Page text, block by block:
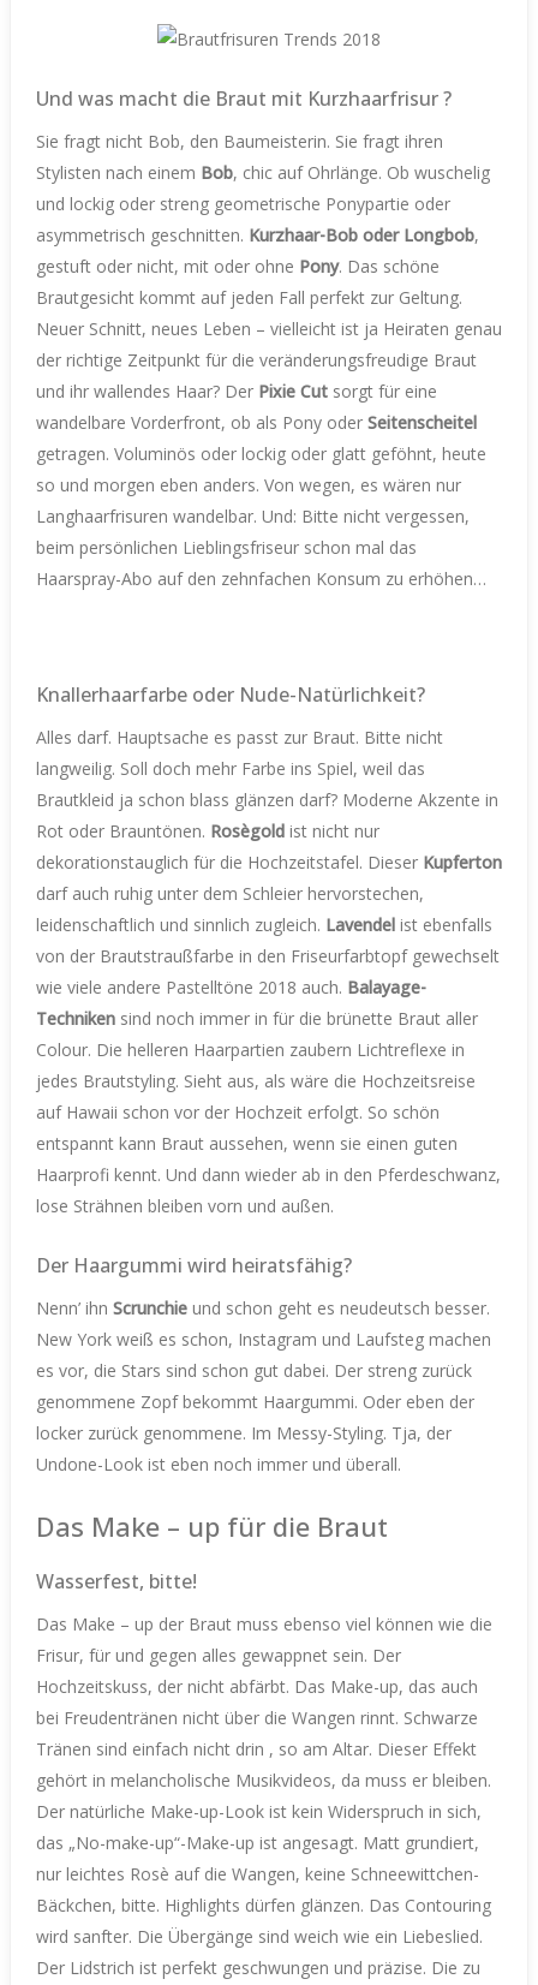
Und was macht die Braut mit Kurzhaarfrisur ?
Sie fragt nicht Bob, den Baumeisterin. Sie fragt ihren
Stylisten nach einem Bob, chic auf Ohrlänge. Ob wuschelig
und lockig oder streng geometrische Ponypartie oder
asymmetrisch geschnitten. Kurzhaar-Bob oder Longbob,
gestuft oder nicht, mit oder ohne Pony. Das schöne
Brautgesicht kommt auf jeden Fall perfekt zur Geltung.
Neuer Schnitt, neues Leben – vielleicht ist ja Heiraten genau
der richtige Zeitpunkt für die veränderungsfreudige Braut
und ihr wallendes Haar? Der Pixie Cut sorgt für eine
wandelbare Vorderfront, ob als Pony oder Seitenscheitel
getragen. Voluminös oder lockig oder glatt geföhnt, heute
so und morgen eben anders. Von wegen, es wären nur
Langhaarfrisuren wandelbar. Und: Bitte nicht vergessen,
beim persönlichen Lieblingsfriseur schon mal das
Haarspray-Abo auf den zehnfachen Konsum zu erhöhen…
Knallerhaarfarbe oder Nude-Natürlichkeit?
Alles darf. Hauptsache es passt zur Braut. Bitte nicht
langweilig. Soll doch mehr Farbe ins Spiel, weil das
Brautkleid ja schon blass glänzen darf? Moderne Akzente in
Rot oder Brauntönen. Rosègold ist nicht nur
dekorationstauglich für die Hochzeitstafel. Dieser Kupferton
darf auch ruhig unter dem Schleier hervorstechen,
leidenschaftlich und sinnlich zugleich. Lavendel ist ebenfalls
von der Brautstraußfarbe in den Friseurfarbtopf gewechselt
wie viele andere Pastelltöne 2018 auch. Balayage-
Techniken sind noch immer in für die brünette Braut aller
Colour. Die helleren Haarpartien zaubern Lichtreflexe in
jedes Brautstyling. Sieht aus, als wäre die Hochzeitsreise
auf Hawaii schon vor der Hochzeit erfolgt. So schön
entspannt kann Braut aussehen, wenn sie einen guten
Haarprofi kennt. Und dann wieder ab in den Pferdeschwanz,
lose Strähnen bleiben vorn und außen.
Der Haargummi wird heiratsfähig?
Nenn’ ihn Scrunchie und schon geht es neudeutsch besser.
New York weiß es schon, Instagram und Laufsteg machen
es vor, die Stars sind schon gut dabei. Der streng zurück
genommene Zopf bekommt Haargummi. Oder eben der
locker zurück genommene. Im Messy-Styling. Tja, der
Undone-Look ist eben noch immer und überall.
Das Make – up für die Braut
Wasserfest, bitte!
Das Make – up der Braut muss ebenso viel können wie die
Frisur, für und gegen alles gewappnet sein. Der
Hochzeitskuss, der nicht abfärbt. Das Make-up, das auch
bei Freudentränen nicht über die Wangen rinnt. Schwarze
Tränen sind einfach nicht drin , so am Altar. Dieser Effekt
gehört in melancholische Musikvideos, da muss er bleiben.
Der natürliche Make-up-Look ist kein Widerspruch in sich,
das „No-make-up“-Make-up ist angesagt. Matt grundiert,
nur leichtes Rosè auf die Wangen, keine Schneewittchen-
Bäckchen, bitte. Highlights dürfen glänzen. Das Contouring
wird sanfter. Die Übergänge sind weich wie ein Liebeslied.
Der Lidstrich ist perfekt geschwungen und präzise. Die zu